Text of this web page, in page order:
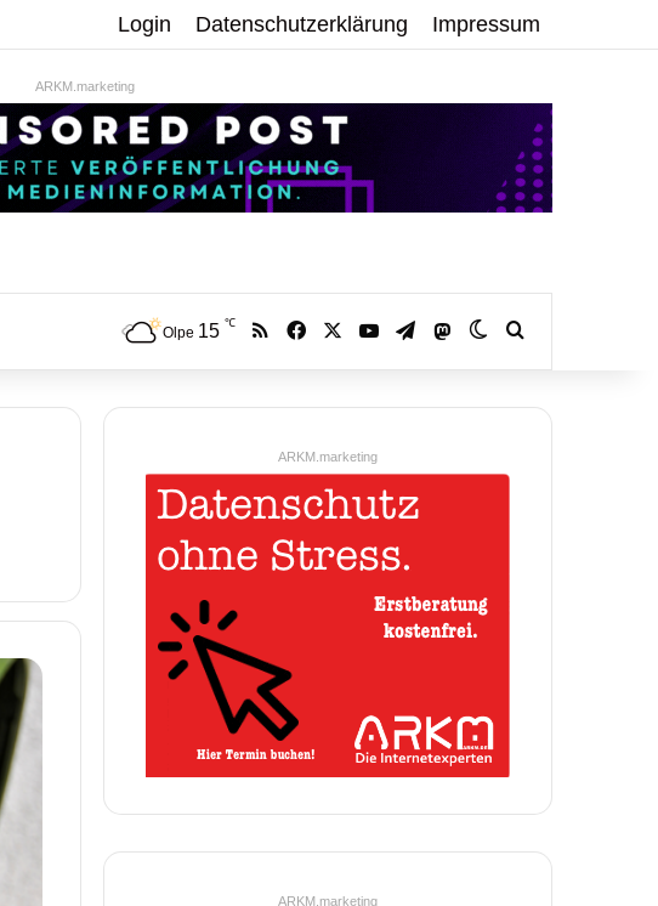
Login Datenschutzerklärung Impressum
ARKM.marketing
Olpe 15 ℃ RSS Facebook YouTubeTelegramMastodonSkin umschalten
ARKM.marketing
ARKM.marketing